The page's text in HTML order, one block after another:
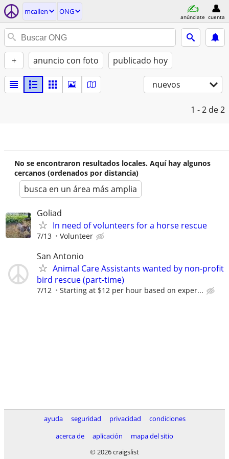
mcallen ONG
anúnciate cuenta
+ anuncio con foto publicado hoy
nuevos
1 - 2 de 2
No se encontraron resultados locales. Aquí hay algunos
cercanos (ordenados por distancia)
busca en un área más amplia
Goliad
In need of volunteers for a horse rescue
7/13 Volunteer
San Antonio
Animal Care Assistants wanted by non-profit
bird rescue (part-time)
7/12 Starting at $12 per hour based on exper...
ayuda seguridad privacidad
condiciones
acerca de
aplicación
mapa del sitio
© 2026 craigslist